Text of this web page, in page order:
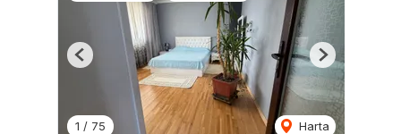
1 / 75 Harta
Previous Next